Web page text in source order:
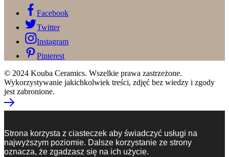
Facebook
Twitter
Instagram
Pinterest
© 2024 Kouba Ceramics. Wszelkie prawa zastrzeżone.
Wykorzystywanie jakichkolwiek treści, zdjęć bez wiedzy i zgody
jest zabronione.
Strona korzysta z ciasteczek aby świadczyć usługi na
najwyższym poziomie. Dalsze korzystanie ze strony
oznacza, że zgadzasz się na ich użycie.